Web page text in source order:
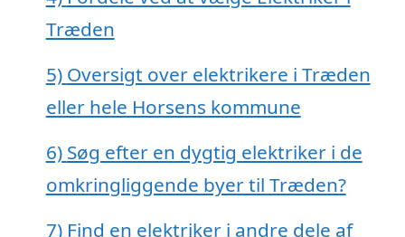
Træden
5) Oversigt over elektrikere i Træden
eller hele Horsens kommune
6) Søg efter en dygtig elektriker i de
omkringliggende byer til Træden?
7) Find en elektriker i andre dele af